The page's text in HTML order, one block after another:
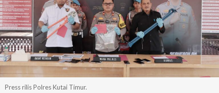
Press rilis Polres Kutai Timur.